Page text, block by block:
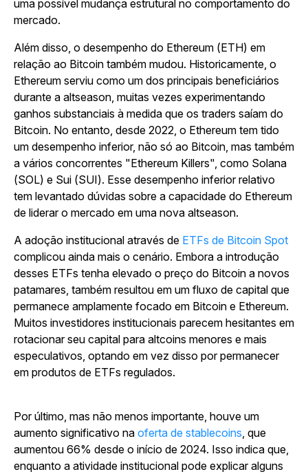
uma possível mudança estrutural no comportamento do
mercado.
Além disso, o desempenho do Ethereum (ETH) em
relação ao Bitcoin também mudou. Historicamente, o
Ethereum serviu como um dos principais beneficiários
durante a altseason, muitas vezes experimentando
ganhos substanciais à medida que os traders saíam do
Bitcoin. No entanto, desde 2022, o Ethereum tem tido
um desempenho inferior, não só ao Bitcoin, mas também
a vários concorrentes "Ethereum Killers", como Solana
(SOL) e Sui (SUI). Esse desempenho inferior relativo
tem levantado dúvidas sobre a capacidade do Ethereum
de liderar o mercado em uma nova altseason.
A adoção institucional através de ETFs de Bitcoin Spot
complicou ainda mais o cenário. Embora a introdução
desses ETFs tenha elevado o preço do Bitcoin a novos
patamares, também resultou em um fluxo de capital que
permanece amplamente focado em Bitcoin e Ethereum.
Muitos investidores institucionais parecem hesitantes em
rotacionar seu capital para altcoins menores e mais
especulativos, optando em vez disso por permanecer
em produtos de ETFs regulados.
Por último, mas não menos importante, houve um
aumento significativo na oferta de stablecoins , que
aumentou 66% desde o início de 2024. Isso indica que,
enquanto a atividade institucional pode explicar alguns